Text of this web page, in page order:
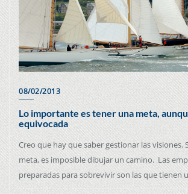
08/02/2013
Lo importante es tener una meta,
equivocada
Creo que hay que saber gestionar las visiones.
meta, es imposible dibujar un camino. Las
preparadas para sobrevivir son las que tienen